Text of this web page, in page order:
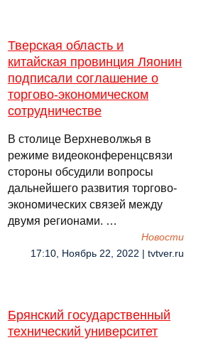
Тверская область и
китайская провинция Ляонин
подписали соглашение о
торгово-экономическом
сотрудничестве
В столице Верхневолжья в
режиме видеоконференцсвязи
стороны обсудили вопросы
дальнейшего развития торгово-
экономических связей между
двумя регионами. …
Новости
17:10, Ноябрь 22, 2022 | tvtver.ru
Брянский государственный
технический университет